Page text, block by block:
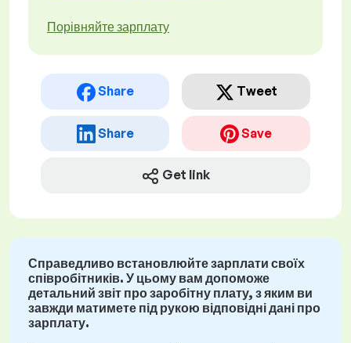
Порівняйте зарплату
Share Tweet
Share Save
Get link
Справедливо встановлюйте зарплати своїх
співробітників. У цьому вам допоможе
детальний звіт про заробітну плату, з яким ви
завжди матимете під рукою відповідні дані про
зарплату.